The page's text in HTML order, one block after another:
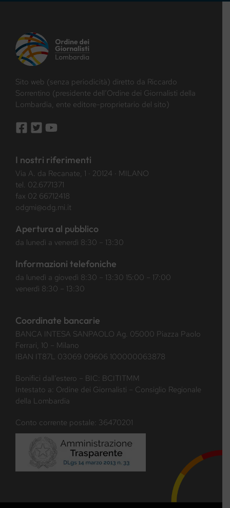
Sito web (senza periodicità) diretto da Riccardo
Sorrentino (presidente dell’Ordine dei Giornalisti della
Lombardia, ente editore-proprietario del sito)
I nostri riferimenti
Via A. da Recanate, 1 · 20124 · MILANO
tel. 02.6771371
fax 02 66712418
odgmi@odg.mi.it
Apertura al pubblico
da lunedì a venerdì 8:30 – 13:30
Informazioni telefoniche
da lunedì a giovedì 8:30 – 13:30 15:00 – 17:00
venerdì 8:30 – 13:30
Coordinate bancarie
BANCA INTESA SANPAOLO Ag. 05000 Piazza Paolo
Ferrari, 10 – Milano
IBAN IT87L 03069 09606 100000063878
Bonifici dall’estero – BIC: BCITITMM
Intestato a: Ordine dei Giornalisti – Consiglio Regionale
della Lombardia
Conto corrente postale: 36470201